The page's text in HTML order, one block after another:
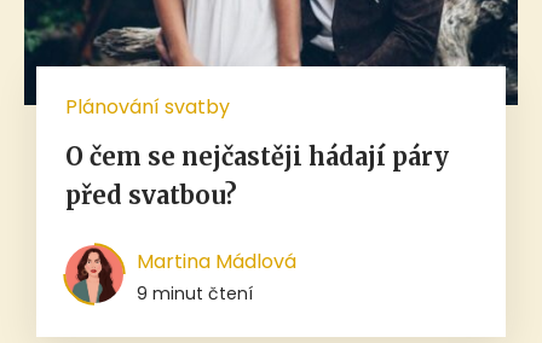
Plánování svatby
O čem se nejčastěji hádají páry
před svatbou?
Martina Mádlová
9 minut čtení